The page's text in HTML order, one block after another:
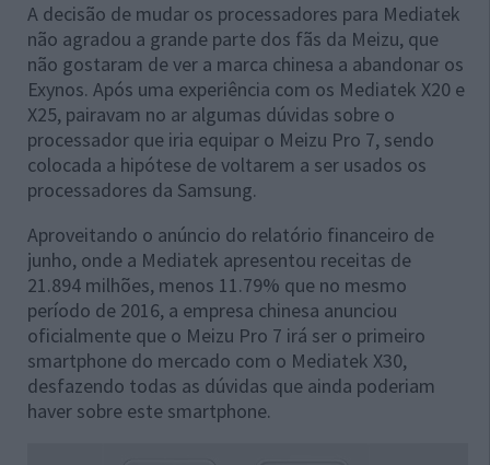
A decisão de mudar os processadores para Mediatek
não agradou a grande parte dos fãs da Meizu, que
não gostaram de ver a marca chinesa a abandonar os
Exynos. Após uma experiência com os Mediatek X20 e
X25, pairavam no ar algumas dúvidas sobre o
processador que iria equipar o Meizu Pro 7, sendo
colocada a hipótese de voltarem a ser usados os
processadores da Samsung.
Aproveitando o anúncio do relatório financeiro de
junho, onde a Mediatek apresentou receitas de
21.894 milhões, menos 11.79% que no mesmo
período de 2016, a empresa chinesa anunciou
oficialmente que o Meizu Pro 7 irá ser o primeiro
smartphone do mercado com o Mediatek X30,
desfazendo todas as dúvidas que ainda poderiam
haver sobre este smartphone.